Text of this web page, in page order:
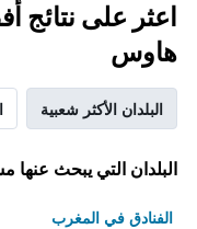
اعثر على
هاوس
البلدان الأكثر شعبية
البلدان التي يبحث عنها
الفنادق في المغرب